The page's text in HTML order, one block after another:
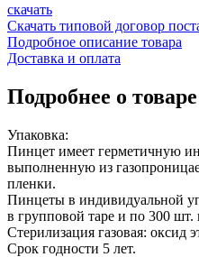
скачать
Скачать типовой договор
Подробное описание товара
Доставка и оплата
Подробнее о товаре
Упаковка:
Пинцет имеет герметичную
выполненную из
пленки.
Пинцеты в индивидуальной
в групповой таре и по 300 шт.
Стерилизация газовая: оксид
Срок годности 5 лет.